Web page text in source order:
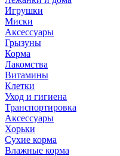
Игрушки
Миски
Аксессуары
Грызуны
Корма
Лакомства
Витамины
Клетки
Уход и гигиена
Транспортировка
Аксессуары
Хорьки
Сухие корма
Влажные корма